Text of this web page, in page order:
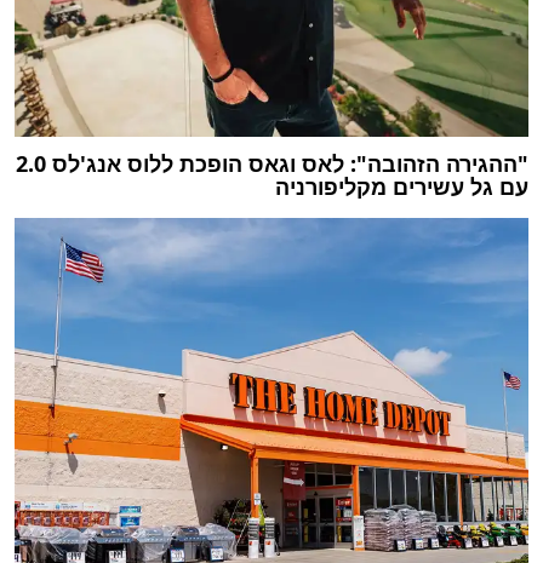
"ההגירה הזהובה": לאס וגאס הופכת ללוס אנג'לס 2.0
עם גל עשירים מקליפורניה